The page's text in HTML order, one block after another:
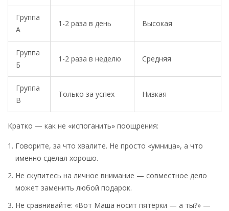
Группа
А
1-2 раза в день Высокая
Группа
Б
1-2 раза в неделю Средняя
Группа
В
Только за успех Низкая
Кратко — как не «испоганить» поощрения:
Говорите, за что хвалите. Не просто «умница», а что
именно сделал хорошо.
Не скупитесь на личное внимание — совместное дело
может заменить любой подарок.
Не сравнивайте: «Вот Маша носит пятёрки — а ты?» —